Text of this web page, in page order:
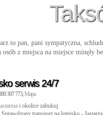
to pan, pani sympatyczna,
osób z miejsca na miejsce minęły
serwis 24/7
307 773,Mapa
i okolice zabukuj
transport na lotnisko -